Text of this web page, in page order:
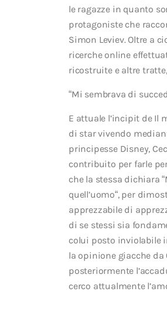
le ragazze in quanto
protagoniste che
Simon Leviev. Oltre a
ricerche online
ricostruite e altre
“Mi sembrava di
E attuale l’incipit de Il
di star vivendo
principesse Disney,
contribuito per farle
che la stessa dichiara
quell’uomo“, per
apprezzabile di
di se stessi sia
colui posto inviolabile
la opinione giacche da
posteriormente
cerco attualmente